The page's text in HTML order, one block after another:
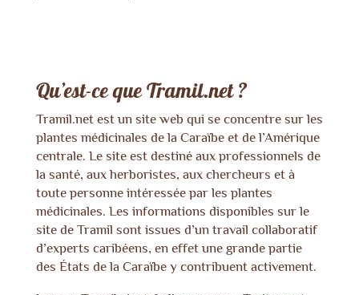
Qu’est-ce que Tramil.net ?
Tramil.netest un site web qui se concentre sur les
plantes médicinales de la Caraïbe et de l’Amérique
centrale. Le site est destiné aux professionnels de
la santé, aux herboristes, aux chercheurs et à
toute personne intéressée par les plantes
médicinales. Les informations disponibles sur le
site de Tramil sont issues d’un travail collaboratif
d’experts caribéens, en effet une grande partie
des États de la Caraïbe y contribuent activement.